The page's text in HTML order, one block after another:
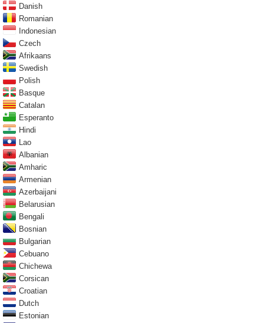
Danish
Romanian
Indonesian
Czech
Afrikaans
Swedish
Polish
Basque
Catalan
Esperanto
Hindi
Lao
Albanian
Amharic
Armenian
Azerbaijani
Belarusian
Bengali
Bosnian
Bulgarian
Cebuano
Chichewa
Corsican
Croatian
Dutch
Estonian